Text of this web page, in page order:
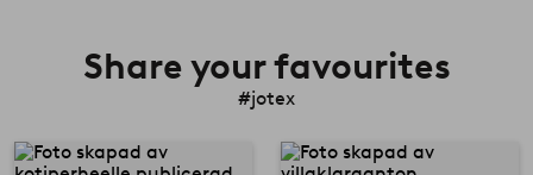
Share your favourites
#jotex